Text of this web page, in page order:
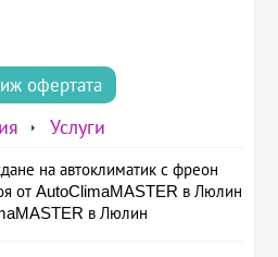
офертата
Услуги
на автоклиматик с фреон
от AutoClimaMASTER в Люлин
в Люлин